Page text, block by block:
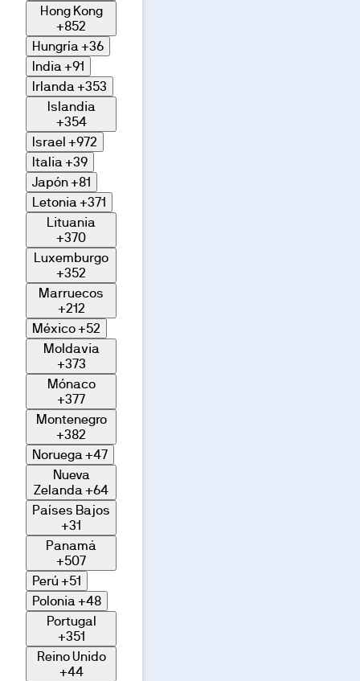
Hong Kong
+852
Hungría+36
India+91
Irlanda+353
Islandia
+354
Israel +972
Italia+39
Japón+81
Letonia+371
Lituania
+370
Luxemburgo
+352
Marruecos
+212
México+52
Moldavia
+373
Mónaco
+377
Montenegro
+382
Noruega+47
Nueva
Zelanda+64
Países Bajos
+31
Panamá
+507
Perú +51
Polonia+48
Portugal
+351
Reino Unido
+44